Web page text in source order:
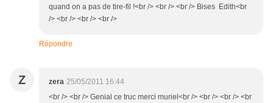
quand on a pas de tire-fil !<br /> <br /> <br /> Bises Edith<br
/> <br /> <br /> <br />
Répondre
Z zera 25/05/2011 16:44
<br /> <br /> Genial ce truc merci muriel<br /> <br /> <br /> <br